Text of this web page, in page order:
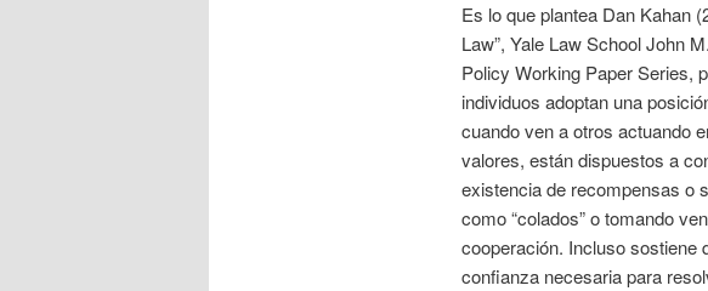
Es lo que plantea Dan Kahan
Law”, Yale Law School John
Policy Working Paper Series,
individuos adoptan una
cuando ven a otros actuando
valores, están dispuestos a
existencia de recompensas o
como “colados” o tomando
cooperación. Incluso sostiene
confianza necesaria para